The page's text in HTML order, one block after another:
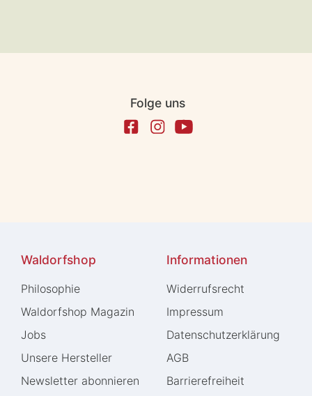
Folge uns
Waldorfshop
Philosophie
Waldorfshop Magazin
Jobs
Unsere Hersteller
Newsletter abonnieren
Informationen
Widerrufs­recht
Impressum
Daten­schutz­erklärung
AGB
Barrierefreiheit